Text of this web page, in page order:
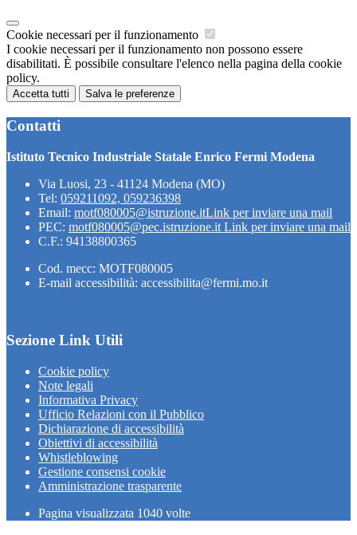
Cookie necessari per il funzionamento
I cookie necessari per il funzionamento non possono essere
disabilitati. È possibile consultare l'elenco nella pagina della cookie
policy.
Accetta tutti Salva le preferenze
Contatti
Istituto Tecnico Industriale Statale Enrico Fermi Modena
Via Luosi, 23 - 41124 Modena (MO)
Tel: 059211092, 059236398
Email: motf080005@istruzione.itLink per inviare una mail
PEC: motf080005@pec.istruzione.it Link per inviare una mail
C.F.: 94138800365
Cod. mecc: MOTF080005
E-mail accessibilità: accessibilita@fermi.mo.it
Sezione Link Utili
Cookie policy
Note legali
Informativa Privacy
Ufficio Relazioni con il Pubblico
Dichiarazione di accessibilità
Obiettivi di accessibilità
Whistleblowing
Gestione consensi cookie
Amministrazione trasparente
Pagina visualizzata 1040 volte